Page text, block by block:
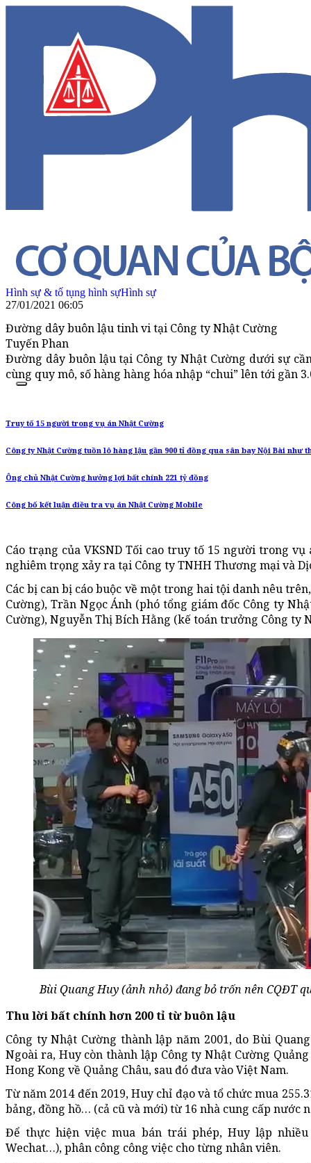
Hình sự & tố tụng hình sựHình sự
27/01/2021 06:05
Đường dây buôn lậu tinh vi tại Công ty Nhật Cường
Tuyến Phan
Đường dây buôn lậu tại Công ty Nhật Cường dưới sự
cùng quy mô, số hàng hàng hóa nhập “chui” lên tới gần
Truy tố 15 người trong vụ án Nhật Cường
Công ty Nhật Cường tuồn lô hàng lậu gần 900 tỉ đồng qua sân bay Nội Bài như
Ông chủ Nhật Cường hưởng lợi bất chính 221 tỷ đồng
Công bố kết luận điều tra vụ án Nhật Cường Mobile
Cáo trạng của VKSND Tối cao truy tố 15 người trong
nghiêm trọng xảy ra tại Công ty TNHH Thương mại và
Các bị can bị cáo buộc về một trong hai tội danh nêu
Cường), Trần Ngọc Ánh (phó tổng giám đốc Công ty
Cường), Nguyễn Thị Bích Hằng (kế toán trưởng Công ty
Bùi Quang Huy (ảnh nhỏ) đang bỏ trốn nên CQĐT
Thu lời bất chính hơn 200 tỉ từ buôn lậu
Công ty Nhật Cường thành lập năm 2001, do Bùi
Ngoài ra, Huy còn thành lập Công ty Nhật Cường
Hong Kong về Quảng Châu, sau đó đưa vào Việt Nam.
Từ năm 2014 đến 2019, Huy chỉ đạo và tổ chức mua
bảng, đồng hồ… (cả cũ và mới) từ 16 nhà cung cấp nước
Để thực hiện việc mua bán trái phép, Huy lập
Wechat…), phân công công việc cho từng nhân viên.